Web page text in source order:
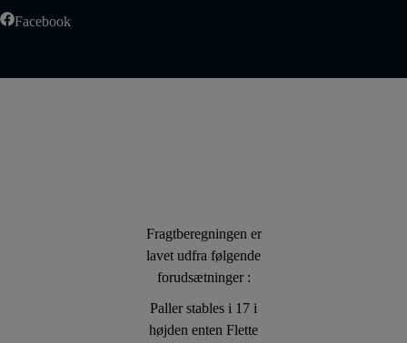
Facebook
Fragtberegningen er
lavet udfra følgende
forudsætninger :
Paller stables i 17 i
højden enten Flette